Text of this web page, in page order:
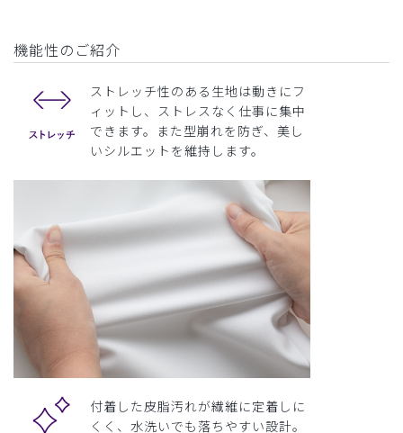
機能性のご紹介
ストレッチ性のある生地は動きにフ
ィットし、ストレスなく仕事に集中
できます。また型崩れを防ぎ、美し
いシルエットを維持します。
付着した皮脂汚れが繊維に定着しに
くく、水洗いでも落ちやすい設計。